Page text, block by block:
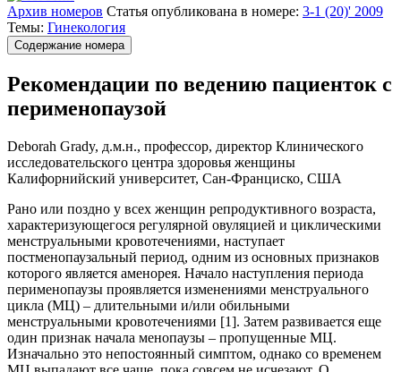
Архив номеров Статья опубликована в номере: 3-1 (20)' 2009
Темы: Гинекология
Содержание номера
Рекомендации по ведению пациенток с
перименопаузой
Deborah Grady, д.м.н., профессор, директор Клинического
исследовательского центра здоровья женщины
Калифорнийский университет, Сан-Франциско, США
Рано или поздно у всех женщин репродуктивного возраста,
характеризующегося регулярной овуляцией и циклическими
менструальными кровотечениями, наступает
постменопаузальный период, одним из основных признаков
которого является аменорея. Начало наступления периода
перименопаузы проявляется изменениями менструального
цикла (МЦ) – длительными и/или обильными
менструальными кровотечениями [1]. Затем развивается еще
один признак начала менопаузы – пропущенные МЦ.
Изначально это непостоянный симптом, однако со временем